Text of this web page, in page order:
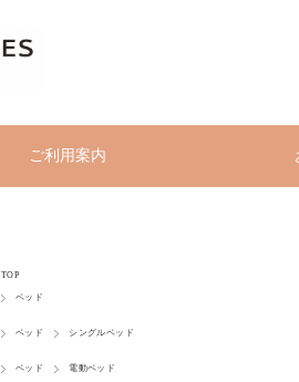
ご利用案内
TOP
ベッド
ベッド シングルベッド
ベッド 電動ベッド